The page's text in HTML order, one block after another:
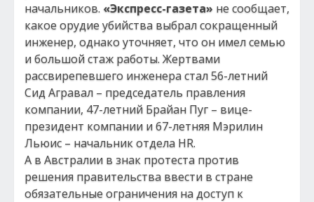
начальников. «Экспресс-газета» не сообщает,
какое орудие убийства выбрал сокращенный
инженер, однако уточняет, что он имел семью
и большой стаж работы. Жертвами
рассвирепевшего инженера стал 56-летний
Сид Агравал – председатель правления
компании, 47-летний Брайан Пуг – вице-
президент компании и 67-летняя Мэрилин
Льюис – начальник отдела HR.
А в Австралии в знак протеста против
решения правительства ввести в стране
обязательные ограничения на доступ к